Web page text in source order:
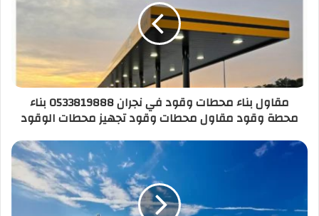
مقاول بناء محطات وقود في نجران 0533819888 بناء
محطة وقود مقاول محطات وقود تجهيز محطات الوقود